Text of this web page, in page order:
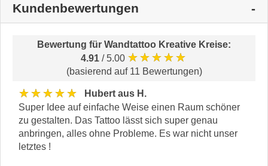
Kundenbewertungen
Bewertung für Wandtattoo Kreative Kreise:
4.91 / 5.00 ★★★★★
(basierend auf 11 Bewertungen)
★★★★★
Hubert aus H.
Super Idee auf einfache Weise einen Raum schöner
zu gestalten. Das Tattoo lässt sich super genau
anbringen, alles ohne Probleme. Es war nicht unser
letztes !